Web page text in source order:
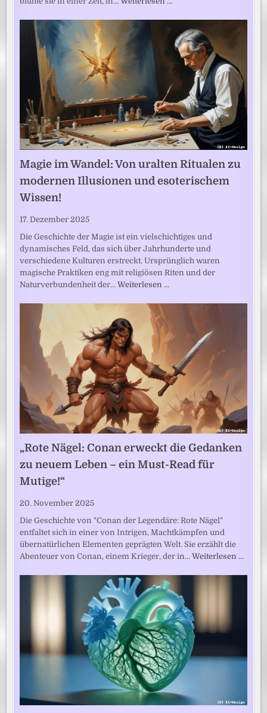
Magie im Wandel: Von uralten Ritualen zu
modernen Illusionen und esoterischem
Wissen!
17. Dezember 2025
Die Geschichte der Magie ist ein vielschichtiges und
dynamisches Feld, das sich über Jahrhunderte und
verschiedene Kulturen erstreckt. Ursprünglich waren
magische Praktiken eng mit religiösen Riten und der
Naturverbundenheit der…Weiterlesen …
„Rote Nägel: Conan erweckt die Gedanken
zu neuem Leben – ein Must-Read für
Mutige!“
20. November 2025
Die Geschichte von "Conan der Legendäre: Rote Nägel"
entfaltet sich in einer von Intrigen, Machtkämpfen und
übernatürlichen Elementen geprägten Welt. Sie erzählt die
Abenteuer von Conan, einem Krieger, der in…Weiterlesen …